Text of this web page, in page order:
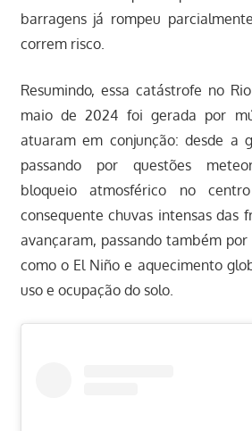
barragens já rompeu
correm risco.
Resumindo, essa catástrofe no
maio de 2024 foi gerada por
atuaram em conjunção: desde a
passando por questões
bloqueio atmosférico no
consequente chuvas intensas das
avançaram, passando também
como o El Niño e aquecimento
uso e ocupação do solo.